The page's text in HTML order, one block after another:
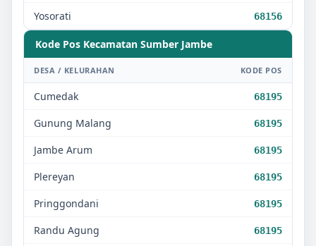
Yosorati 68156
Kode Pos Kecamatan Sumber Jambe
DESA / KELURAHAN KODE POS
Cumedak 68195
Gunung Malang 68195
Jambe Arum 68195
Plereyan 68195
Pringgondani 68195
Randu Agung 68195